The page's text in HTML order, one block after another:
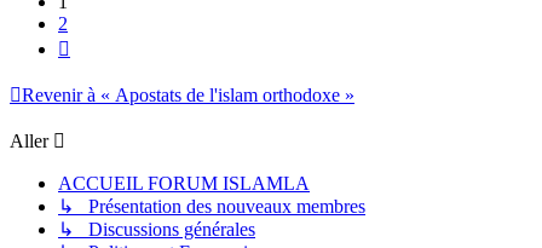
2
Revenir à « Apostats de l'islam orthodoxe »
Aller
ACCUEIL FORUM ISLAMLA
↳ Présentation des nouveaux membres
↳ Discussions générales